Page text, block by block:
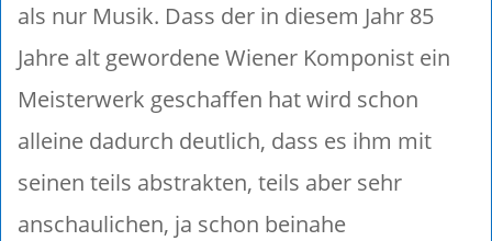
als nur Musik. Dass der in diesem Jahr 85
Jahre alt gewordene Wiener Komponist ein
Meisterwerk geschaffen hat wird schon
alleine dadurch deutlich, dass es ihm mit
seinen teils abstrakten, teils aber sehr
anschaulichen, ja schon beinahe